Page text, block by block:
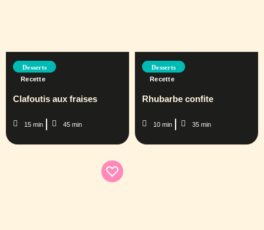
Desserts
Recette
Clafoutis aux fraises
15 min 45 min
Desserts
Recette
Rhubarbe confite
10 min 35 min